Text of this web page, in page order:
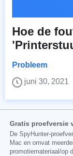
Hoe de
Probleem
juni 30, 2021
Gratis proefversie
De SpyHunter-
Mac en omvat
promotiemateriaal/op